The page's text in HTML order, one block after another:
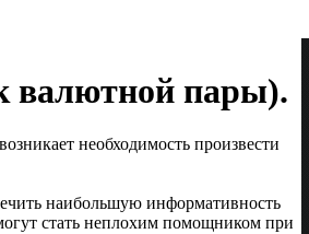
валютной пары).
необходимость произвести
наибольшую информативность
стать неплохим помощником при